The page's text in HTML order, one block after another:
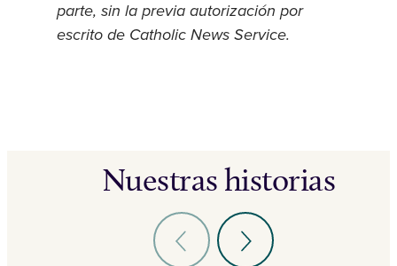
parte, sin la previa autorización por
escrito de Catholic News Service.
Nuestras historias